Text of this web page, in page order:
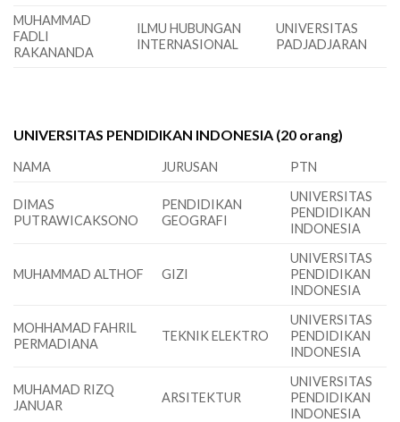
MUHAMMAD
FADLI
RAKANANDA
ILMU HUBUNGAN
INTERNASIONAL
UNIVERSITAS
PADJADJARAN
UNIVERSITAS PENDIDIKAN INDONESIA (20 orang)
NAMA JURUSAN PTN
DIMAS
PUTRAWICAKSONO
PENDIDIKAN
GEOGRAFI
UNIVERSITAS
PENDIDIKAN
INDONESIA
MUHAMMAD ALTHOF GIZI
UNIVERSITAS
PENDIDIKAN
INDONESIA
MOHHAMAD FAHRIL
PERMADIANA
TEKNIK ELEKTRO
UNIVERSITAS
PENDIDIKAN
INDONESIA
MUHAMAD RIZQ
JANUAR
ARSITEKTUR
UNIVERSITAS
PENDIDIKAN
INDONESIA